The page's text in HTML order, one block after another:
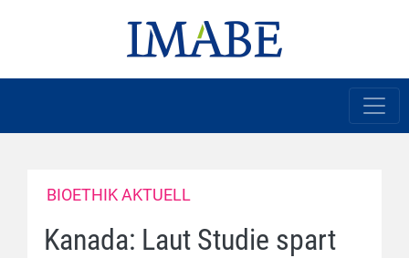
BIOETHIK AKTUELL
Kanada: Laut Studie spart